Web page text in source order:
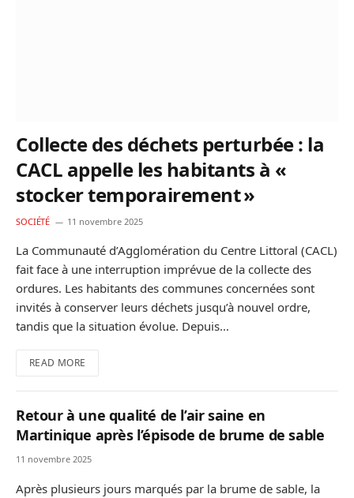
Collecte des déchets perturbée : la
CACL appelle les habitants à «
stocker temporairement »
SOCIÉTÉ 11 novembre 2025
La Communauté d’Agglomération du Centre Littoral (CACL)
fait face à une interruption imprévue de la collecte des
ordures. Les habitants des communes concernées sont
invités à conserver leurs déchets jusqu’à nouvel ordre,
tandis que la situation évolue. Depuis…
READ MORE
Retour à une qualité de l’air saine en
Martinique après l’épisode de brume de sable
11 novembre 2025
Après plusieurs jours marqués par la brume de sable, la